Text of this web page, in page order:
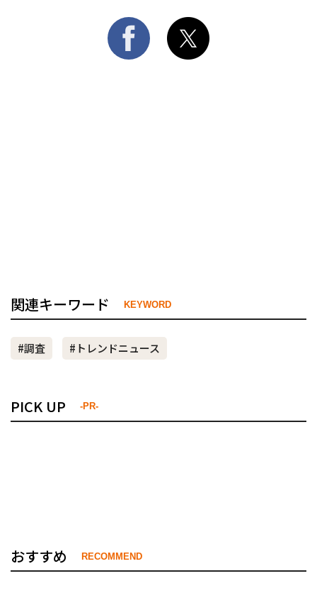
関連キーワード KEYWORD
#調査 #トレンドニュース
PICK UP -PR-
おすすめ RECOMMEND